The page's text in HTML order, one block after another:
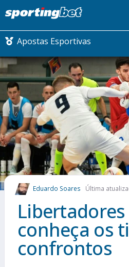
Apostas Esportivas
CONMEBOL
FUTEBOL NACIONAL
FUTEBOL
COMO APOSTAR
MAIS ESPORTES
Eduardo Soares Última
conheça os
confrontos